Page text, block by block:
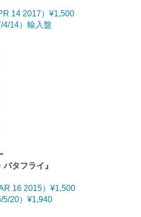
14 2017）¥1,500
4/14）輸入盤
バタフライ』
16 2015）¥1,500
5/20）¥1,940